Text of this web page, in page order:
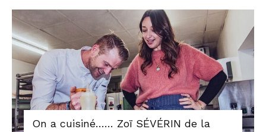
On a cuisiné…… Zoï SÉVÉRIN de la